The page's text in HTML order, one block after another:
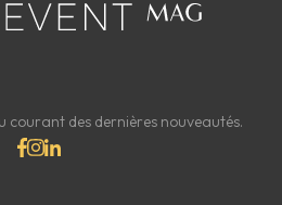
courant des dernières nouveautés.